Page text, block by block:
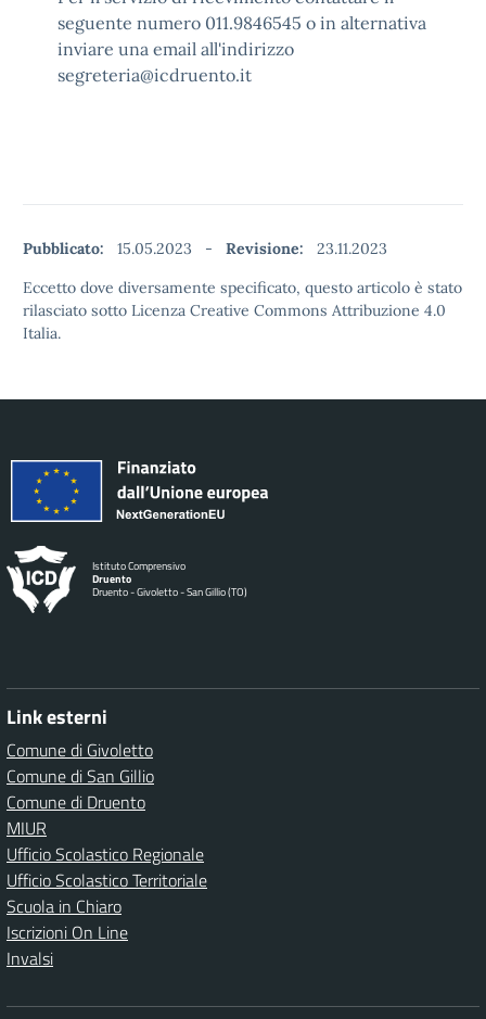
seguente numero 011.9846545 o in alternativa
inviare una email all'indirizzo
segreteria@icdruento.it
Pubblicato: 15.05.2023 - Revisione:
23.11.2023
Eccetto dove diversamente specificato, questo articolo è stato
rilasciato sotto Licenza Creative Commons Attribuzione 4.0
Italia.
Istituto Comprensivo
Druento
Druento - Givoletto - San Gillio (TO)
Link esterni
Comune di Givoletto
Comune di San Gillio
Comune di Druento
MIUR
Ufficio Scolastico Regionale
Ufficio Scolastico Territoriale
Scuola in Chiaro
Iscrizioni On Line
Invalsi